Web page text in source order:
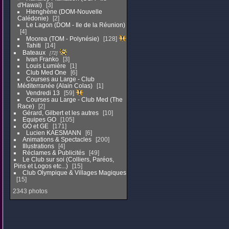
d'Hawai)
3
Hienghène (DOM-Nouvelle
Calédonie)
2
Le Lagon (DOM - Ile de la Réunion)
4
Moorea (TOM - Polynésie)
128
Tahiti
14
Bateaux
72
Ivan Franko
3
Louis Lumière
1
Club Med One
6
Courses au Large - Club
Méditerranée (Alain Colas)
1
Vendredi 13
59
Courses au Large - Club Med (The
Race)
2
Gérard, Gilbert et les autres
10
Equipes GO
105
GO et GE
171
Lucien KAESMANN
6
Animations & Spectacles
200
Illustrations
4
Réclames & Publicités
49
Le Club sur soi (Colliers, Paréos,
Pins et Logos etc...)
15
Club Olympique & Villages Magiques
15
2343 photos